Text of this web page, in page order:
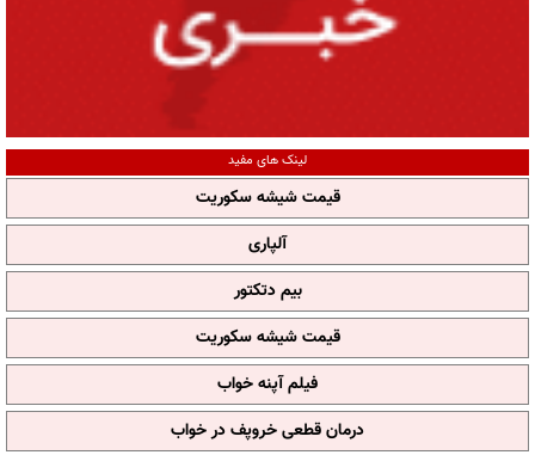
لینک های مفید
قیمت شیشه سکوریت
آلپاری
بیم دتکتور
قیمت شیشه سکوریت
فیلم آپنه خواب
درمان قطعی خروپف در خواب